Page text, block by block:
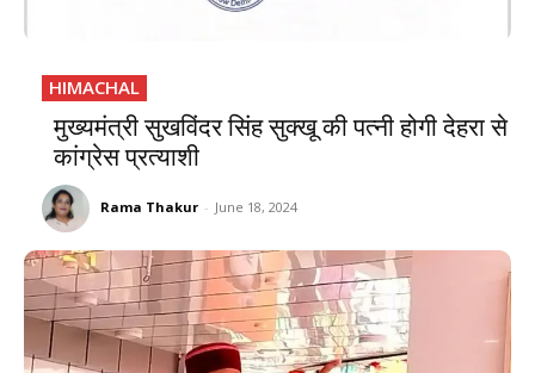
HIMACHAL
मुख्यमंत्री सुखविंदर सिंह सुक्खू की पत्नी होगी देहरा से
कांग्रेस प्रत्याशी
Rama Thakur - June 18, 2024